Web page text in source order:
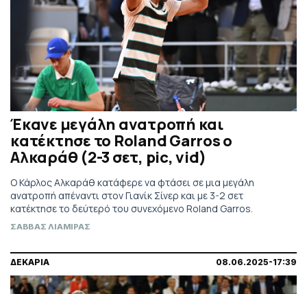
Έκανε μεγάλη ανατροπή και
κατέκτησε το Roland Garros o
Αλκαράθ (2-3 σετ, pic, vid)
Ο Κάρλος Αλκαράθ κατάφερε να φτάσει σε μια μεγάλη
ανατροπή απέναντι στον Γιανίκ Σίνερ και με 3-2 σετ
κατέκτησε το δεύτερό του συνεχόμενο Roland Garros.
ΣΑΒΒΑΣ ΛΙΑΜΙΡΑΣ
ΔΕΚΑΡΙΑ 08.06.2025-17:39